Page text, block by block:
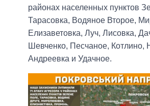
районах населенных пунктов
Тарасовка, Водяное Второе,
Елизаветовка, Луч, Лисовка,
Шевченко, Песчаное, Котлино,
Андреевка и Удачное.